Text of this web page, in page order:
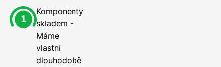
Komponenty
skladem -
Máme
vlastní
dlouhodobě